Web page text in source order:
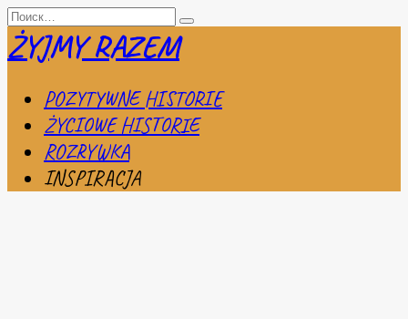
Перейти
к
содержанию
Search
for:
ŻYJMY RAZEM
POZYTYWNE HISTORIE
ŻYCIOWE HISTORIE
ROZRYWKA
INSPIRACJA